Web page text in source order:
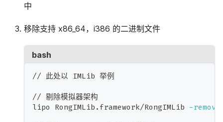
中
移除支持 x86_64，i386 的二进制文件
bash
// 此处以 IMLib 举例
// 剔除模拟器架构
lipo RongIMLib.framework/RongIMLib -remove